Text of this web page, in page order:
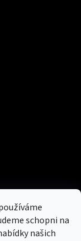
schopni na
našich